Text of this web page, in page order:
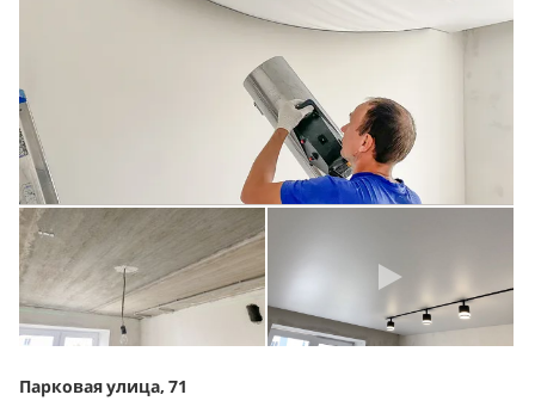
Парковая улица, 71